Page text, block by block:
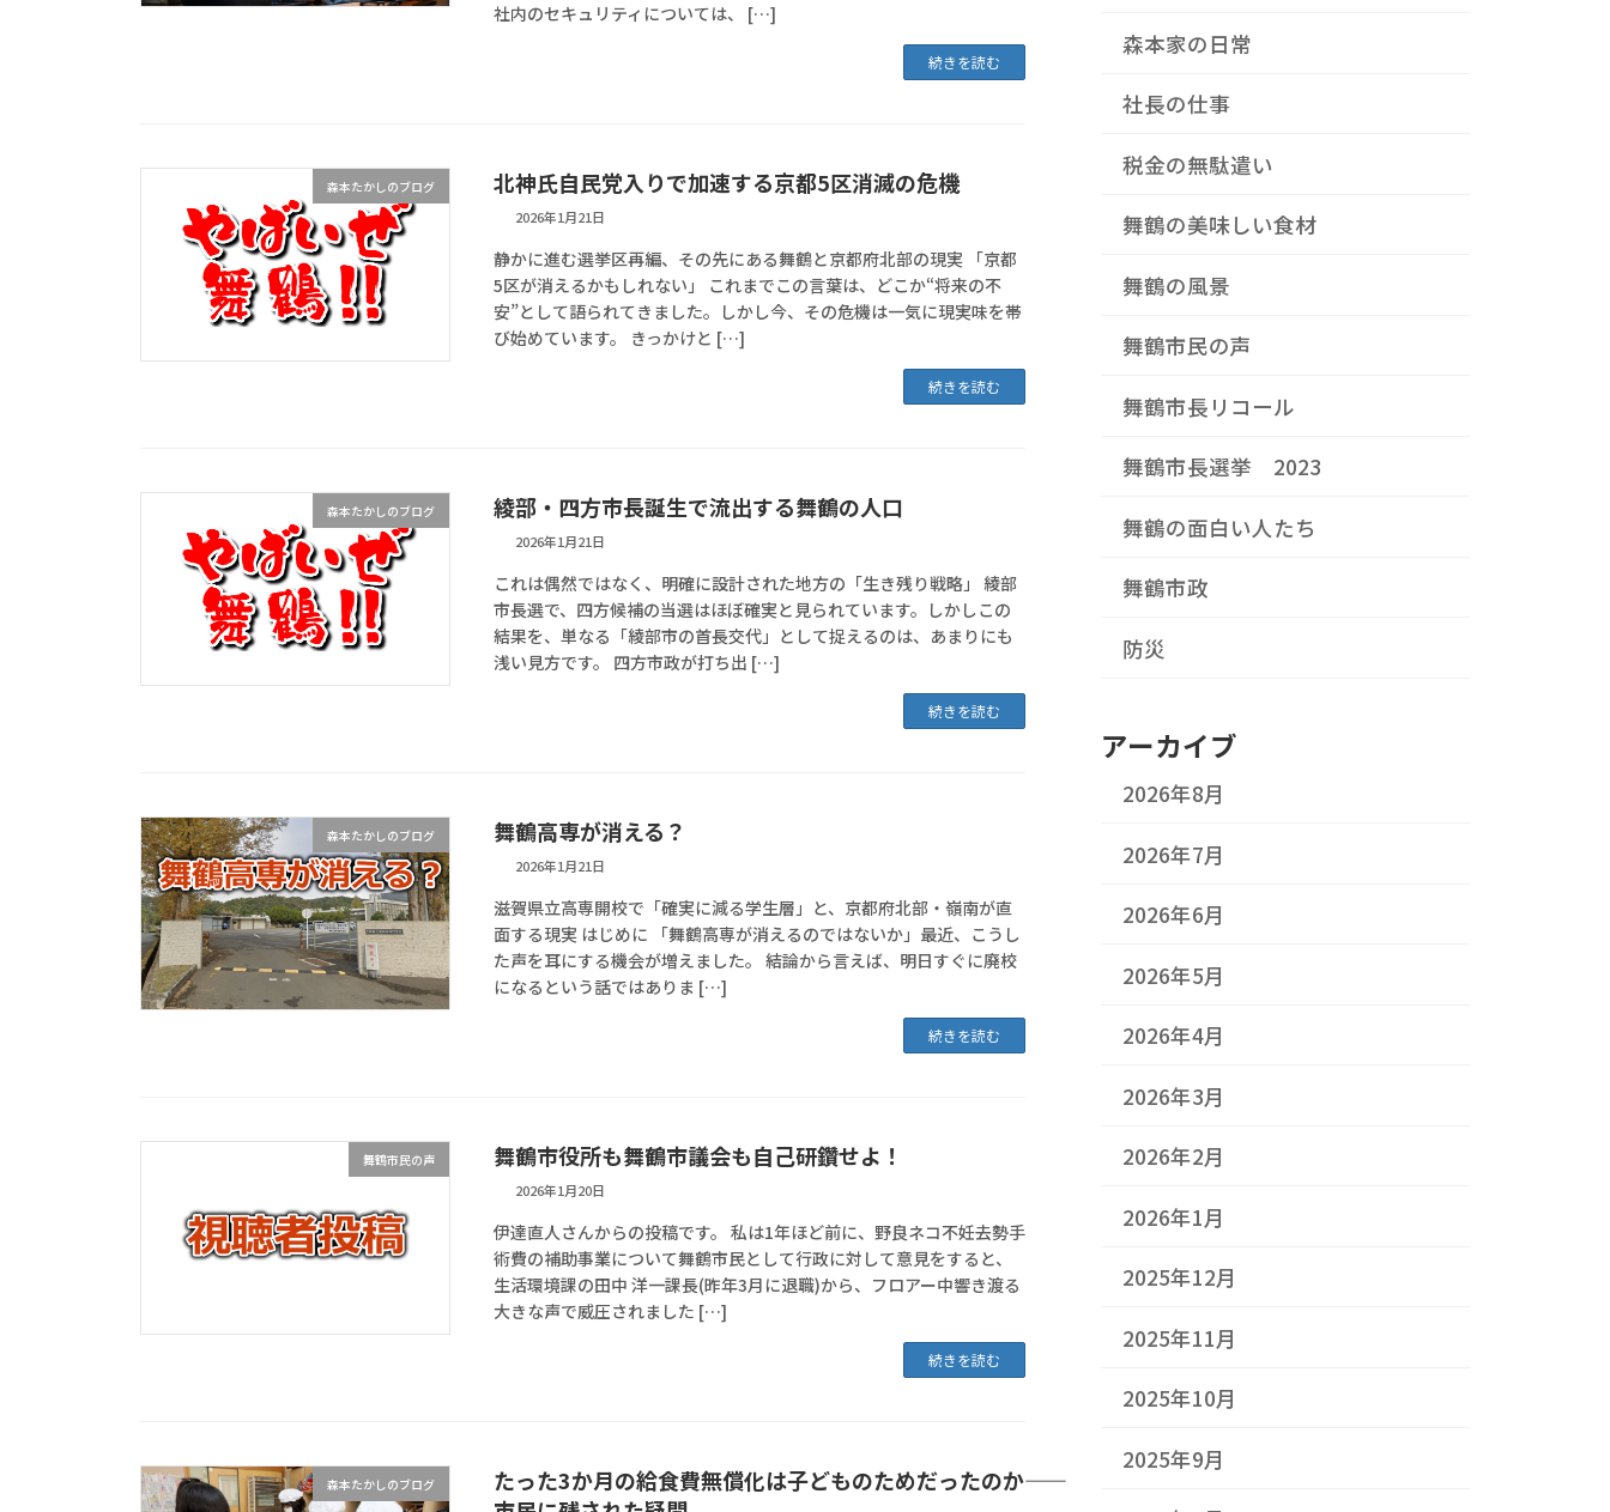
社内のセキュリティについては、 […]
続きを読む
森本たかしのブログ 北神氏自民党入りで加速する京都5区消滅の危機
2026年1月21日
静かに進む選挙区再編、その先にある舞鶴と京都府北部の現実 「京都
5区が消えるかもしれない」 これまでこの言葉は、どこか“将来の不
安”として語られてきました。しかし今、その危機は一気に現実味を帯
び始めています。 きっかけと […]
続きを読む
森本たかしのブログ 綾部・四方市長誕生で流出する舞鶴の人口
2026年1月21日
これは偶然ではなく、明確に設計された地方の「生き残り戦略」 綾部
市長選で、四方候補の当選はほぼ確実と見られています。しかしこの
結果を、単なる「綾部市の首長交代」として捉えるのは、あまりにも
浅い見方です。 四方市政が打ち出 […]
続きを読む
森本たかしのブログ 舞鶴高専が消える？
2026年1月21日
――滋賀県立高専開校で「確実に減る学生層」と、京都府北部・嶺南が直
面する現実 はじめに 「舞鶴高専が消えるのではないか」最近、こうし
た声を耳にする機会が増えました。 結論から言えば、明日すぐに廃校
になるという話ではありま […]
続きを読む
舞鶴市民の声 舞鶴市役所も舞鶴市議会も自己研鑽せよ！
2026年1月20日
伊達直人さんからの投稿です。 私は1年ほど前に、野良ネコ不妊去勢手
術費の補助事業について舞鶴市民として行政に対して意見をすると、
生活環境課の田中 洋一課長(昨年3月に退職)から、フロアー中響き渡る
大きな声で威圧されました […]
続きを読む
森本たかしのブログ
たった3か月の給食費無償化は子どものためだったのか――
森本家の日常
社長の仕事
税金の無駄遣い
舞鶴の美味しい食材
舞鶴の風景
舞鶴市民の声
舞鶴市長リコール
舞鶴市長選挙 2023
舞鶴の面白い人たち
舞鶴市政
防災
アーカイブ
2026年8月
2026年7月
2026年6月
2026年5月
2026年4月
2026年3月
2026年2月
2026年1月
2025年12月
2025年11月
2025年10月
2025年9月